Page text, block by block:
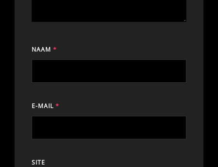
NAAM *
E-MAIL *
SITE